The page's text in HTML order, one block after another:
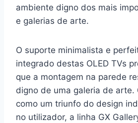
ambiente digno dos mais
e galerias de arte.
O suporte minimalista e
integrado destas OLED TVs
que a montagem na parede
digno de uma galeria de arte.
como um triunfo do design
no utilizador, a linha GX